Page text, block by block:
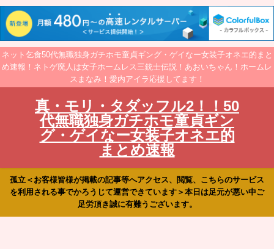
ネット乞食50代無職独身ガチホモ童貞ギング・ゲイなー女装子オネエ的まと
め速報！ネトゲ廃人は女子ホームレス三銃士伝説！あおいちゃん！ホームレ
スまなみ！愛内アイラ応援してます！
真・モリ・タダッフル2！！50
代無職独身ガチホモ童貞ギン
グ・ゲイなー女装子オネエ的
まとめ速報
孤立＜お客様皆様が掲載の記事等へアクセス、閲覧、こちらのサービス
を利用される事でかろうじて運営できています＞本日は足元が悪い中ご
足労頂き誠に有難うございます。